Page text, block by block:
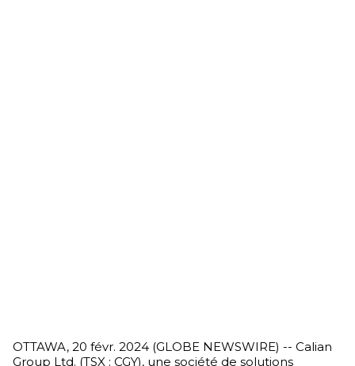
OTTAWA, 20 févr. 2024 (GLOBE NEWSWIRE) -- Calian
Group Ltd. (TSX : CGY), une société de solutions